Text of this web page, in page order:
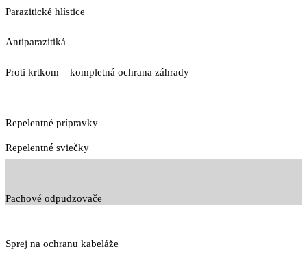
Parazitické hlístice
Antiparazitiká
Proti krtkom – kompletná ochrana záhrady
Repelentné prípravky
Repelentné sviečky
Pachové odpudzovače
Sprej na ochranu kabeláže